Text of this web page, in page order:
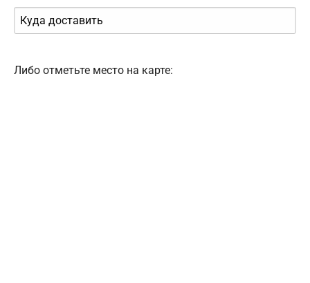
Либо отметьте место на карте: